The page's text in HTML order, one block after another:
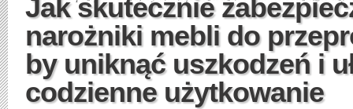
Jak skutecznie
narożniki mebli do
by uniknąć uszkodzeń i
codzienne użytkowanie